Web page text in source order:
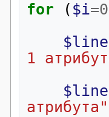
for ( $i=0
$line
1
$line
атрибута"